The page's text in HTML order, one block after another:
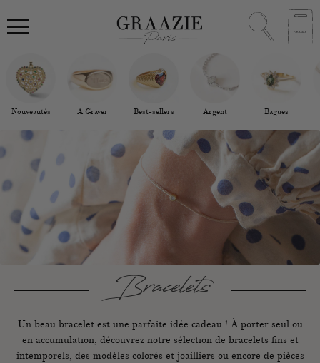
Nouveautés À Graver Best-sellers Argent Bagues
Bracelets
Un beau bracelet est une parfaite idée cadeau ! À porter seul ou
en accumulation, découvrez notre sélection de bracelets fins et
intemporels, des modèles colorés et joailliers ou encore de pièces